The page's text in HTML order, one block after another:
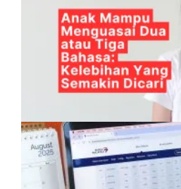
Anak Mampu Menguasai
Bahasa: Kelebihan Yang